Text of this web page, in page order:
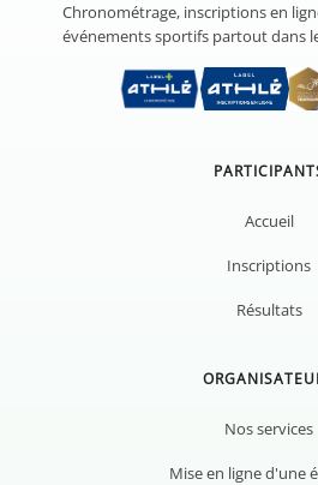
Chronométrage, inscriptions en
événements sportifs partout dans
Accueil
Inscriptions
Résultats
Nos services
Mise en ligne d'une